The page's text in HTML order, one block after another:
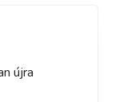
újra